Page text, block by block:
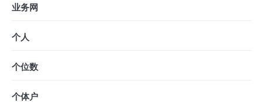
业务网
个人
个位数
个体户